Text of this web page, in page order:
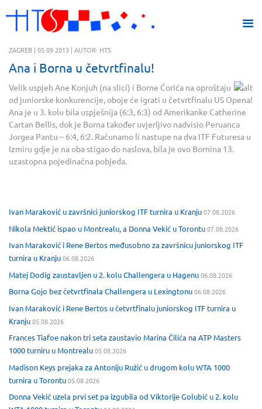
ZAGREB | 05.09.2013 | AUTOR: HTS
Ana i Borna u četvrtfinalu!
Velik uspjeh Ane Konjuh (na slici) i Borne Ćorića na oproštaju
od juniorske konkurencije, oboje će igrati u četvrtfinalu US Opena!
Ana je u 3. kolu bila uspješnija (6:3, 6:3) od Amerikanke Catherine
Cartan Bellis, dok je Borna također uvjerljivo nadvisio Peruanca
Jorgea Pantu – 6:4, 6:2. Računamo li nastupe na dva ITF Futuresa u
Izmiru gdje je na oba stigao do naslova, bila je ovo Bornina 13.
uzastopna pojedinačna pobjeda.
Ivan Maraković u završnici juniorskog ITF turnira u Kranju07.08.2026
Nikola Mektić ispao u Montrealu, a Donna Vekić u Torontu07.08.2026
Ivan Maraković i Rene Bertos međusobno za završnicu juniorskog ITF
turnira u Kranju06.08.2026
Matej Dodig zaustavljen u 2. kolu Challengera u Hagenu06.08.2026
Borna Gojo bez četvrtfinala Challengera u Lexingtonu06.08.2026
Ivan Maraković i Rene Bertos u četvrtfinalu juniorskog ITF turnira u
Kranju05.08.2026
Frances Tiafoe nakon tri seta zaustavio Marina Čilića na ATP Masters
1000 turniru u Montrealu05.08.2026
Madison Keys prejaka za Antoniju Ružić u drugom kolu WTA 1000
turnira u Torontu05.08.2026
Donna Vekić uzela prvi set pa izgubila od Viktorije Golubić u 2. kolu